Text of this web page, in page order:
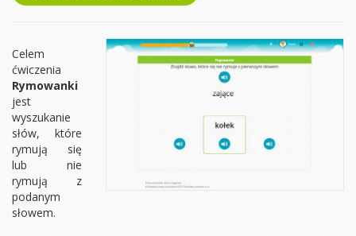
Celem
ćwiczenia
Rymowanki
jest
wyszukanie
słów, które
rymują się
lub nie
rymują z
podanym
słowem.